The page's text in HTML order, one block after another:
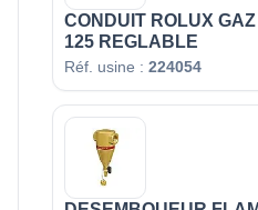
CONDUIT ROLUX
125 REGLABLE
Réf. usine : 224054